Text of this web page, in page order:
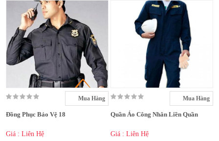
Mua Hàng
Đồng Phục Bảo Vệ 18
Giá : Liên Hệ
Mua Hàng
Quần Áo Công Nhân Liền Quần
Giá : Liên Hệ